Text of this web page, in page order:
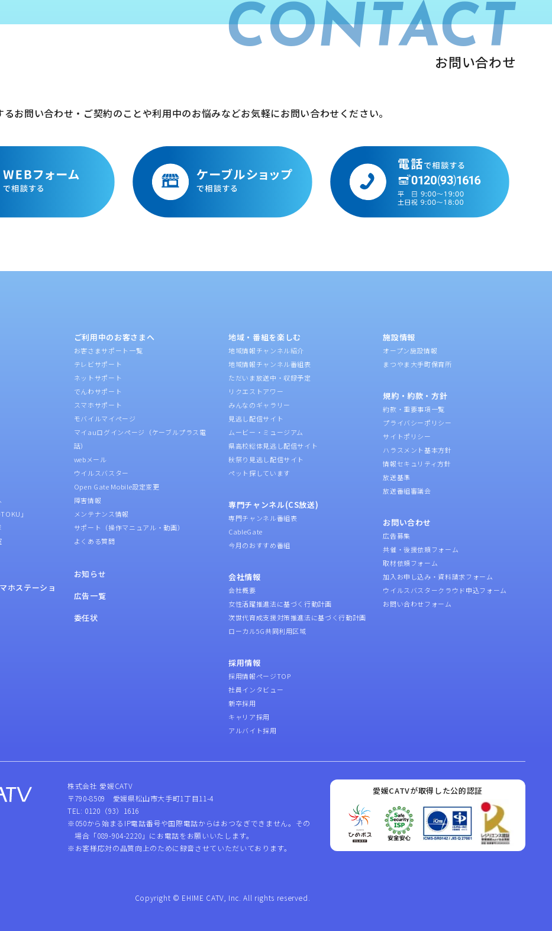
CONTACT
お問い合わせ
るお問い合わせ・ご契約のことや利用中のお悩みなどお気軽にお問い合わせください。
」
ホステーショ
ご利用中のお客さまへ
お客さまサポート一覧
テレビサポート
ネットサポート
でんわサポート
スマホサポート
モバイルマイページ
マイauログインページ（ケーブルプラス電
話）
webメール
ウイルスバスター
Open Gate Mobile設定変更
障害情報
メンテナンス情報
サポート（操作マニュアル・動画）
よくある質問
お知らせ
広告一覧
委任状
地域・番組を楽しむ
地域情報チャンネル紹介
地域情報チャンネル番組表
ただいま放送中・収録予定
リクエストアワー
みんなのギャラリー
見逃し配信サイト
ムービー・ミュージアム
県高校総体見逃し配信サイト
秋祭り見逃し配信サイト
ペット探しています
専門チャンネル(CS放送)
専門チャンネル番組表
CableGate
今月のおすすめ番組
会社情報
会社概要
女性活躍推進法に基づく行動計画
次世代育成支援対策推進法に基づく行動計画
ローカル5G共同利用区域
採用情報
採用情報ページTOP
社員インタビュー
新卒採用
キャリア採用
アルバイト採用
施設情報
オープン施設情報
まつやま大手町保育所
規約・約款・方針
約款・重要事項一覧
プライバシーポリシー
サイトポリシー
ハラスメント基本方針
情報セキュリティ方針
放送基準
放送番組審議会
お問い合わせ
広告募集
共催・後援依頼フォーム
取材依頼フォーム
加入お申し込み・資料請求フォーム
ウイルスバスタークラウド申込フォーム
お問い合わせフォーム
株式会社 愛媛CATV
〒790-8509 愛媛県松山市大手町1丁目11-4
TEL: 0120（93）1616
※050から始まるIP電話番号や国際電話からはおつなぎできません。その
場合「089-904-2220」にお電話をお願いいたします。
※お客様応対の品質向上のために録音させていただいております。
愛媛CATVが取得した公的認証
Copyright © EHIME CATV, Inc. All rights reserved.